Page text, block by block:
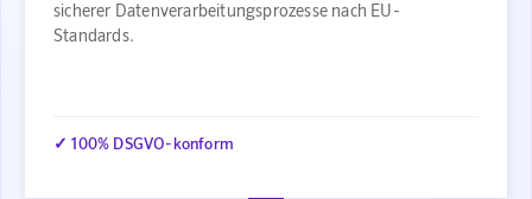
sicherer Datenverarbeitungsprozesse nach EU-
Standards.
✓ 100% DSGVO-konform